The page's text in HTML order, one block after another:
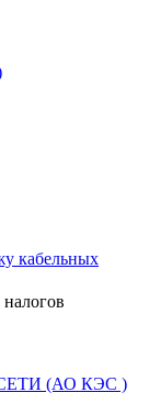
кабельных
(АО КЭС )